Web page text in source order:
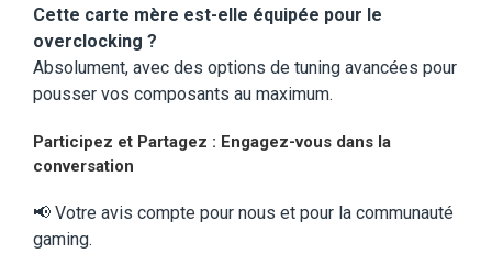
Cette carte mère est-elle équipée pour le
overclocking ?
Absolument, avec des options de tuning avancées pour
pousser vos composants au maximum.
Participez et Partagez : Engagez-vous dans la
conversation
📢 Votre avis compte pour nous et pour la communauté
gaming.